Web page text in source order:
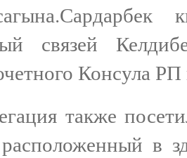
связей
Консула
также
расположенный в